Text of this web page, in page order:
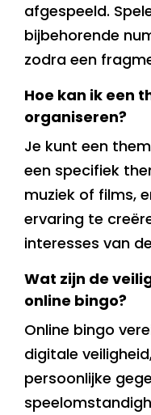
afgespeeld.
bijbehorende
zodra een
Hoe kan ik een
organiseren?
Je kunt een
een specifiek
muziek of films,
ervaring te
interesses van
Wat zijn de
online bingo?
Online bingo
digitale
persoonlijke